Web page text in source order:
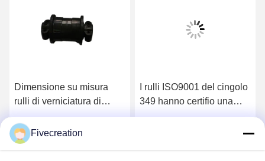
Dimensione su misura
rulli di verniciatura di
superficie della pista di
PC300 KOMATSU
I rulli ISO9001 del cingolo
349 hanno certifio una
garanzia da 1 anno
Fivecreation